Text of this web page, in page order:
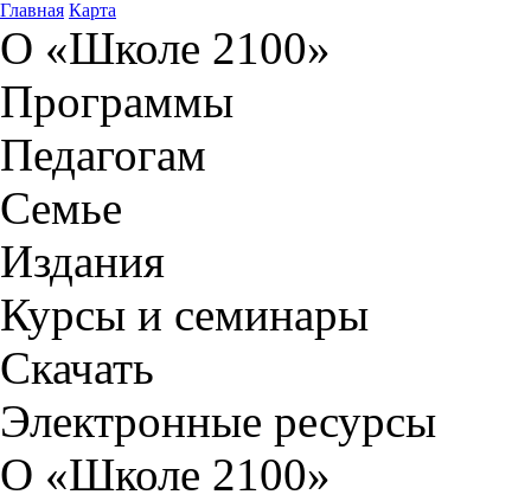
Главная Карта
О «Школе 2100»
Программы
Педагогам
Семье
Издания
Курсы и семинары
Скачать
Электронные ресурсы
О «Школе 2100»